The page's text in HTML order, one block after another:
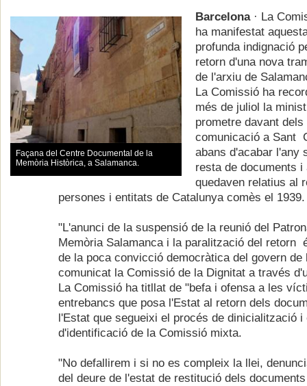
Façana del Centre Documental de la
Memòria Històrica, a Salamanca.
Barcelona· La
ha manifestat
profunda indignació
retorn d'una nova
de l'arxiu de
La Comissió ha
més de juliol la
prometre davant
comunicació a Sant
abans d'acabar l'any
resta de documents
quedaven relatius al
persones i entitats de Catalunya comès el 1939.
"L'anunci de la suspensió de la reunió del
Memòria Salamanca i la paralització del retorn
de la poca convicció democràtica del govern de
comunicat la Comissió de la Dignitat a través
La Comissió ha titllat de "befa i ofensa a les
entrebancs que posa l'Estat al retorn dels
l'Estat que segueixi el procés de dinicialització i
d'identificació de la Comissió mixta.
"No defallirem i si no es compleix la llei,
del deure de l'estat de restitució dels